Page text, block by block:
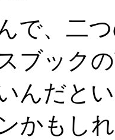
で、二
ブック
んだと
かもし